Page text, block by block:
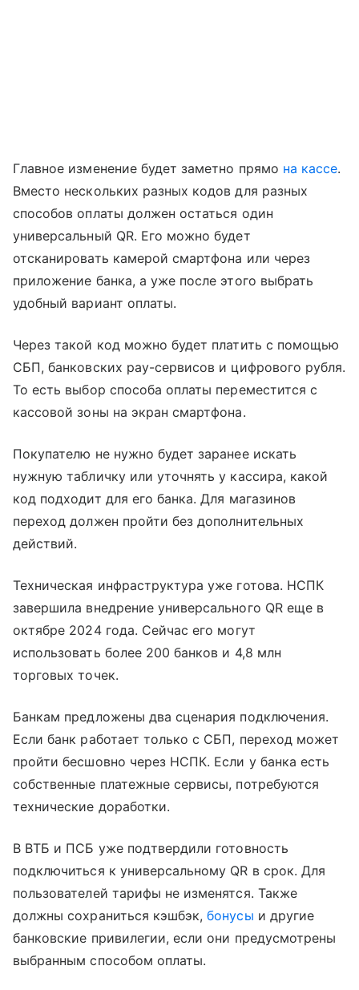
Главное изменение будет заметно прямо на кассе.
Вместо нескольких разных кодов для разных
способов оплаты должен остаться один
универсальный QR. Его можно будет
отсканировать камерой смартфона или через
приложение банка, а уже после этого выбрать
удобный вариант оплаты.
Через такой код можно будет платить с помощью
СБП, банковских pay-сервисов и цифрового рубля.
То есть выбор способа оплаты переместится с
кассовой зоны на экран смартфона.
Покупателю не нужно будет заранее искать
нужную табличку или уточнять у кассира, какой
код подходит для его банка. Для магазинов
переход должен пройти без дополнительных
действий.
Техническая инфраструктура уже готова. НСПК
завершила внедрение универсального QR еще в
октябре 2024 года. Сейчас его могут
использовать более 200 банков и 4,8 млн
торговых точек.
Банкам предложены два сценария подключения.
Если банк работает только с СБП, переход может
пройти бесшовно через НСПК. Если у банка есть
собственные платежные сервисы, потребуются
технические доработки.
В ВТБ и ПСБ уже подтвердили готовность
подключиться к универсальному QR в срок. Для
пользователей тарифы не изменятся. Также
должны сохраниться кэшбэк,бонусы и другие
банковские привилегии, если они предусмотрены
выбранным способом оплаты.